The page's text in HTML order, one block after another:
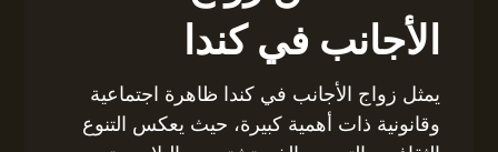
الأجانب في كندا
يمثل زواج الأجانب في كندا ظاهرة اجتماعية
وقانونية ذات أهمية كبيرة، حيث يعكس التنوع